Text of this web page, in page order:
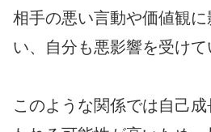
相手の悪い言動や価値観に
い、自分も悪影響を受けて
このような関係では自己